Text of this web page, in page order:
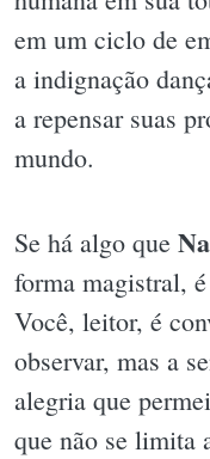
em um ciclo de
a indignação
a repensar suas
mundo.
Se há algo que
forma magistral,
Você, leitor, é
observar, mas a
alegria que
que não se limita